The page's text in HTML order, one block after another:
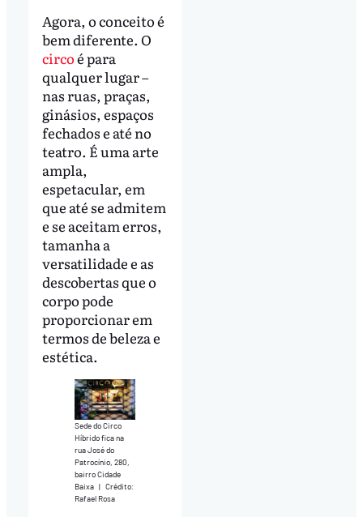
Agora, o conceito é
bem diferente. O
circoé para
qualquer lugar –
nas ruas, praças,
ginásios, espaços
fechados e até no
teatro. É uma arte
ampla,
espetacular, em
que até se admitem
e se aceitam erros,
tamanha a
versatilidade e as
descobertas que o
corpo pode
proporcionar em
termos de beleza e
estética.
Sede do Circo
Híbrido fica na
rua José do
Patrocínio, 280,
bairro Cidade
Baixa | Crédito:
Rafael Rosa